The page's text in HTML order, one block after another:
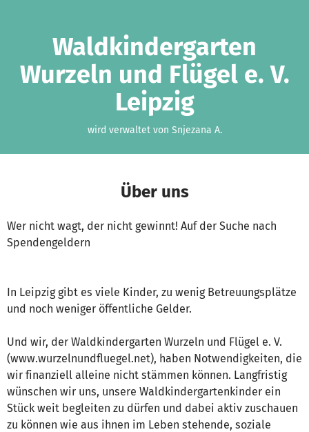
Waldkindergarten
Wurzeln und Flügel e. V.
Leipzig
wird verwaltet von Snjezana A.
Über uns
Wer nicht wagt, der nicht gewinnt! Auf der Suche nach
Spendengeldern
In Leipzig gibt es viele Kinder, zu wenig Betreuungsplätze
und noch weniger öffentliche Gelder.
Und wir, der Waldkindergarten Wurzeln und Flügel e. V.
(www.wurzelnundfluegel.net), haben Notwendigkeiten, die
wir finanziell alleine nicht stämmen können. Langfristig
wünschen wir uns, unsere Waldkindergartenkinder ein
Stück weit begleiten zu dürfen und dabei aktiv zuschauen
zu können wie aus ihnen im Leben stehende, soziale